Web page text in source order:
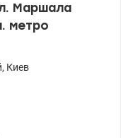
Маршала
метро
, Киев